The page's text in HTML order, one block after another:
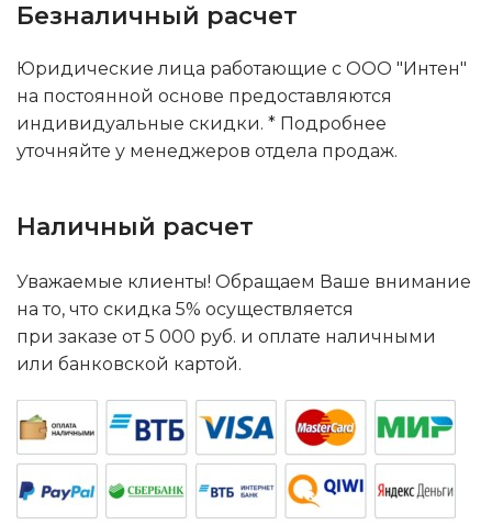
Безналичный расчет
Юридические лица работающие с ООО "Интен"
на постоянной основе предоставляются
индивидуальные скидки. * Подробнее
уточняйте у менеджеров отдела продаж.
Наличный расчет
Уважаемые клиенты! Обращаем Ваше внимание
на то, что скидка 5% осуществляется
при заказе от 5 000 руб. и оплате наличными
или банковской картой.